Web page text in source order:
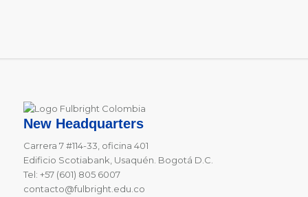
New Headquarters
Carrera 7 #114-33, oficina 401
Edificio Scotiabank, Usaquén. Bogotá D.C.
Tel: +57 (601) 805 6007
contacto@fulbright.edu.co